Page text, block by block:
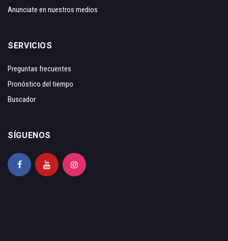
Anunciate en nuestros medios
SERVICIOS
Preguntas frecuentes
Pronóstico del tiempo
Buscador
SÍGUENOS